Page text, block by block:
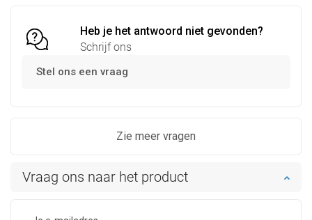
Heb je het antwoord niet gevonden?
Schrijf ons
Stel ons een vraag
Zie meer vragen
Vraag ons naar het product